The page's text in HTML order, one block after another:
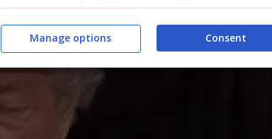
Consent
Manage options